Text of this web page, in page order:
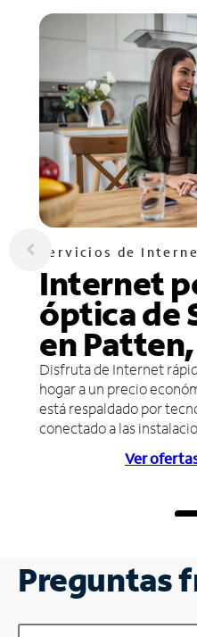
Servicios de
Internet
óptica de
en Patten,
Disfruta de Internet
hogar a un precio
está respaldado por
conectado a las
Ver
Preguntas